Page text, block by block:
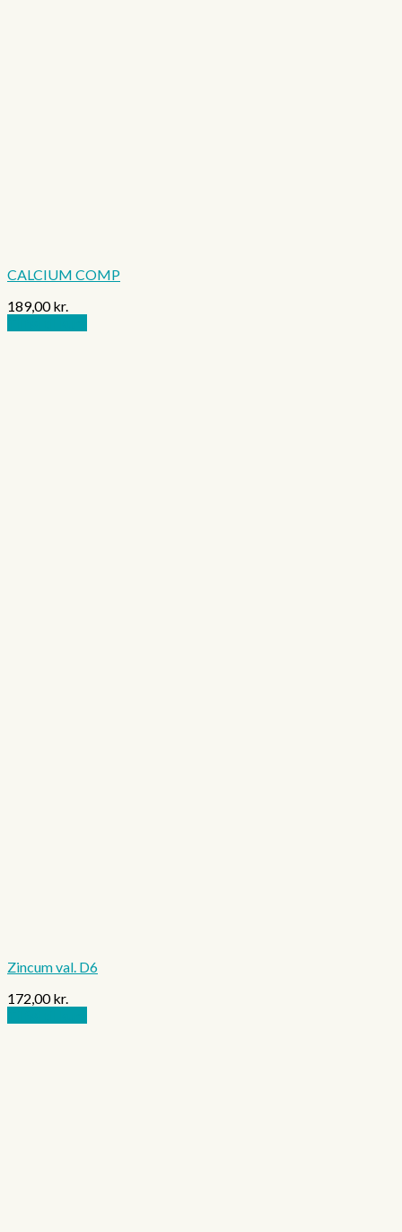
CALCIUM COMP
189,00kr.
Zincum val. D6
172,00kr.